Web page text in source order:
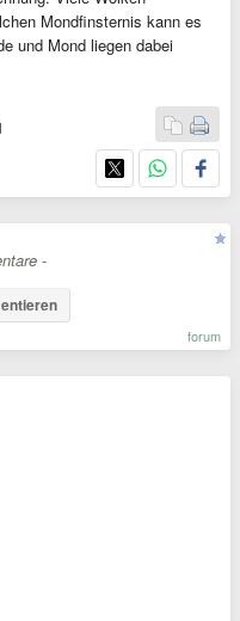
Mondfinsternis kann es
und Mond liegen dabei
-
forum